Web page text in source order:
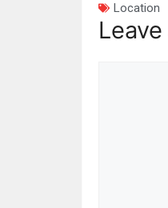
Location